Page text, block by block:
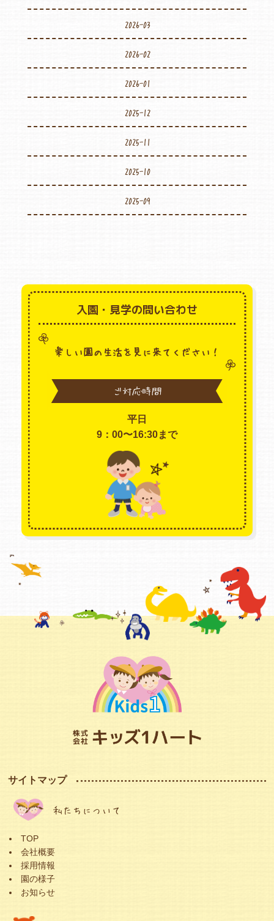
2026-03
2026-02
2026-01
2025-12
2025-11
2025-10
2025-09
入園・見学の問い合わせ
楽しい園の生活を見に来てください！
ご対応時間
平日
9：00〜16:30まで
サイトマップ
私たちについて
TOP
会社概要
採用情報
園の様子
お知らせ